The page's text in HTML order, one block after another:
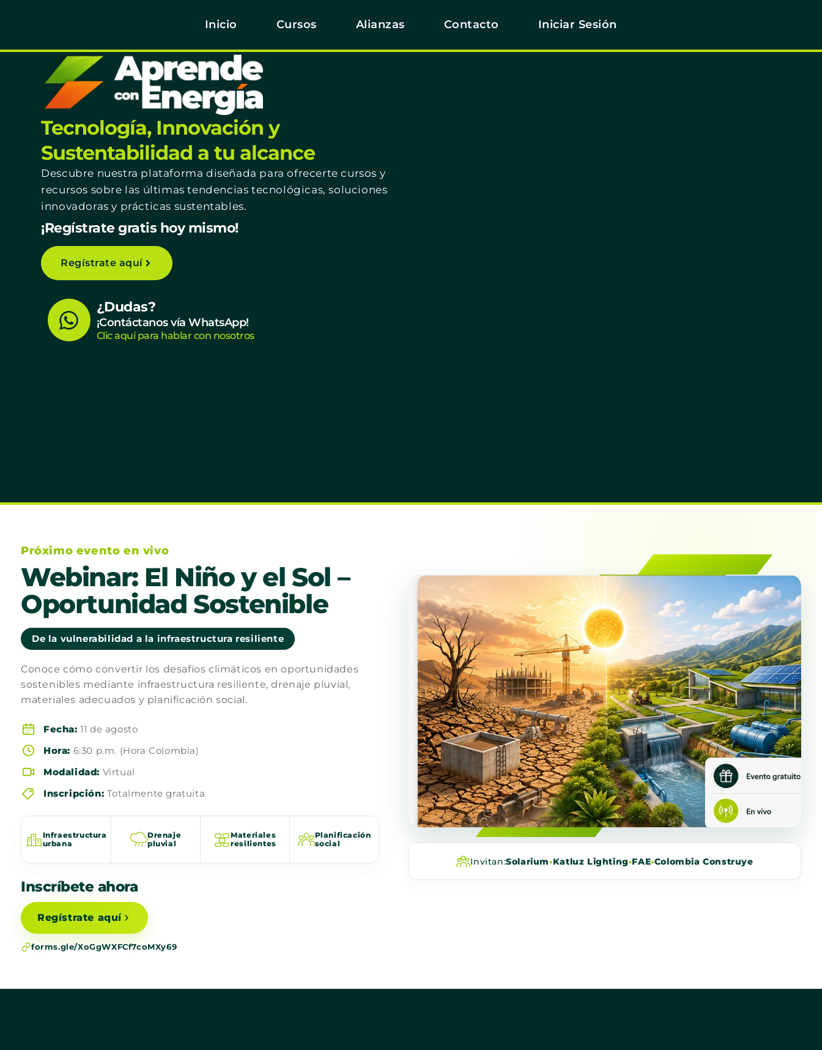
Inicio Cursos Alianzas Contacto Iniciar Sesión
Tecnología, Innovación y
Sustentabilidad a tu alcance
Descubre nuestra plataforma diseñada para ofrecerte cursos y
recursos sobre las últimas tendencias tecnológicas, soluciones
innovadoras y prácticas sustentables.
¡Regístrate gratis hoy mismo!
Regístrate aquí
W
h
¿Dudas?
¡Contáctanos vía WhatsApp!
Clic aquí para hablar con nosotros
Próximo evento en vivo
Webinar: El Niño y el Sol –
Oportunidad Sostenible
De la vulnerabilidad a la infraestructura resiliente
Conoce cómo convertir los desafíos climáticos en oportunidades
sostenibles mediante infraestructura resiliente, drenaje pluvial,
materiales adecuados y planificación social.
Fecha: 11 de agosto
Hora: 6:30 p.m. (Hora Colombia)
Modalidad: Virtual
Inscripción: Totalmente gratuita
Infraestructura
urbana
Drenaje
pluvial
Materiales
resilientes
Planificación
social
Inscríbete ahora
Regístrate aquí
forms.gle/XoGgWXFCf7coMXy69
Invitan:Solarium•Katluz Lighting•FAE•Colombia Construye